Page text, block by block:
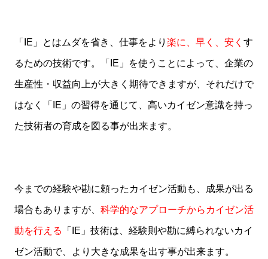
「IE」とはムダを省き、仕事をより 楽に、早く、安く す
るための技術です。「IE」を使うことによって、企業の
生産性・収益向上が大きく期待できますが、それだけで
はなく「IE」の習得を通じて、高いカイゼン意識を持っ
た技術者の育成を図る事が出来ます。
今までの経験や勘に頼ったカイゼン活動も、成果が出る
場合もありますが、 科学的なアプローチからカイゼン活
動を行える 「IE」技術は、経験則や勘に縛られないカイ
ゼン活動で、より大きな成果を出す事が出来ます。